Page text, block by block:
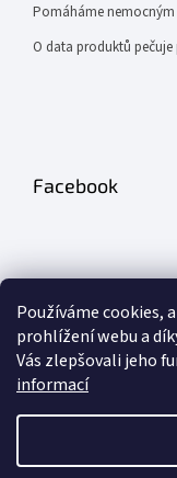
Používáme cookies,
prohlížení webu a
Vás zlepšovali jeho
informací
Pomáháme nemocným
O data produktů pečuje
Facebook
Odebírat
SE